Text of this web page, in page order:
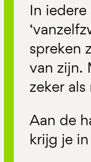
In
spreken
van zijn.
zeker
Aan de
krijg je